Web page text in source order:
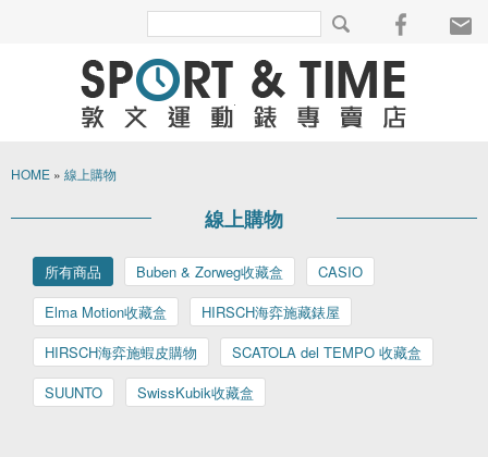
HOME » 線上購物
線上購物
所有商品 Buben & Zorweg收藏盒
CASIO
Elma Motion收藏盒
HIRSCH海弈施藏錶屋
HIRSCH海弈施蝦皮購物
SCATOLA del TEMPO 收藏盒
SUUNTO
SwissKubik收藏盒